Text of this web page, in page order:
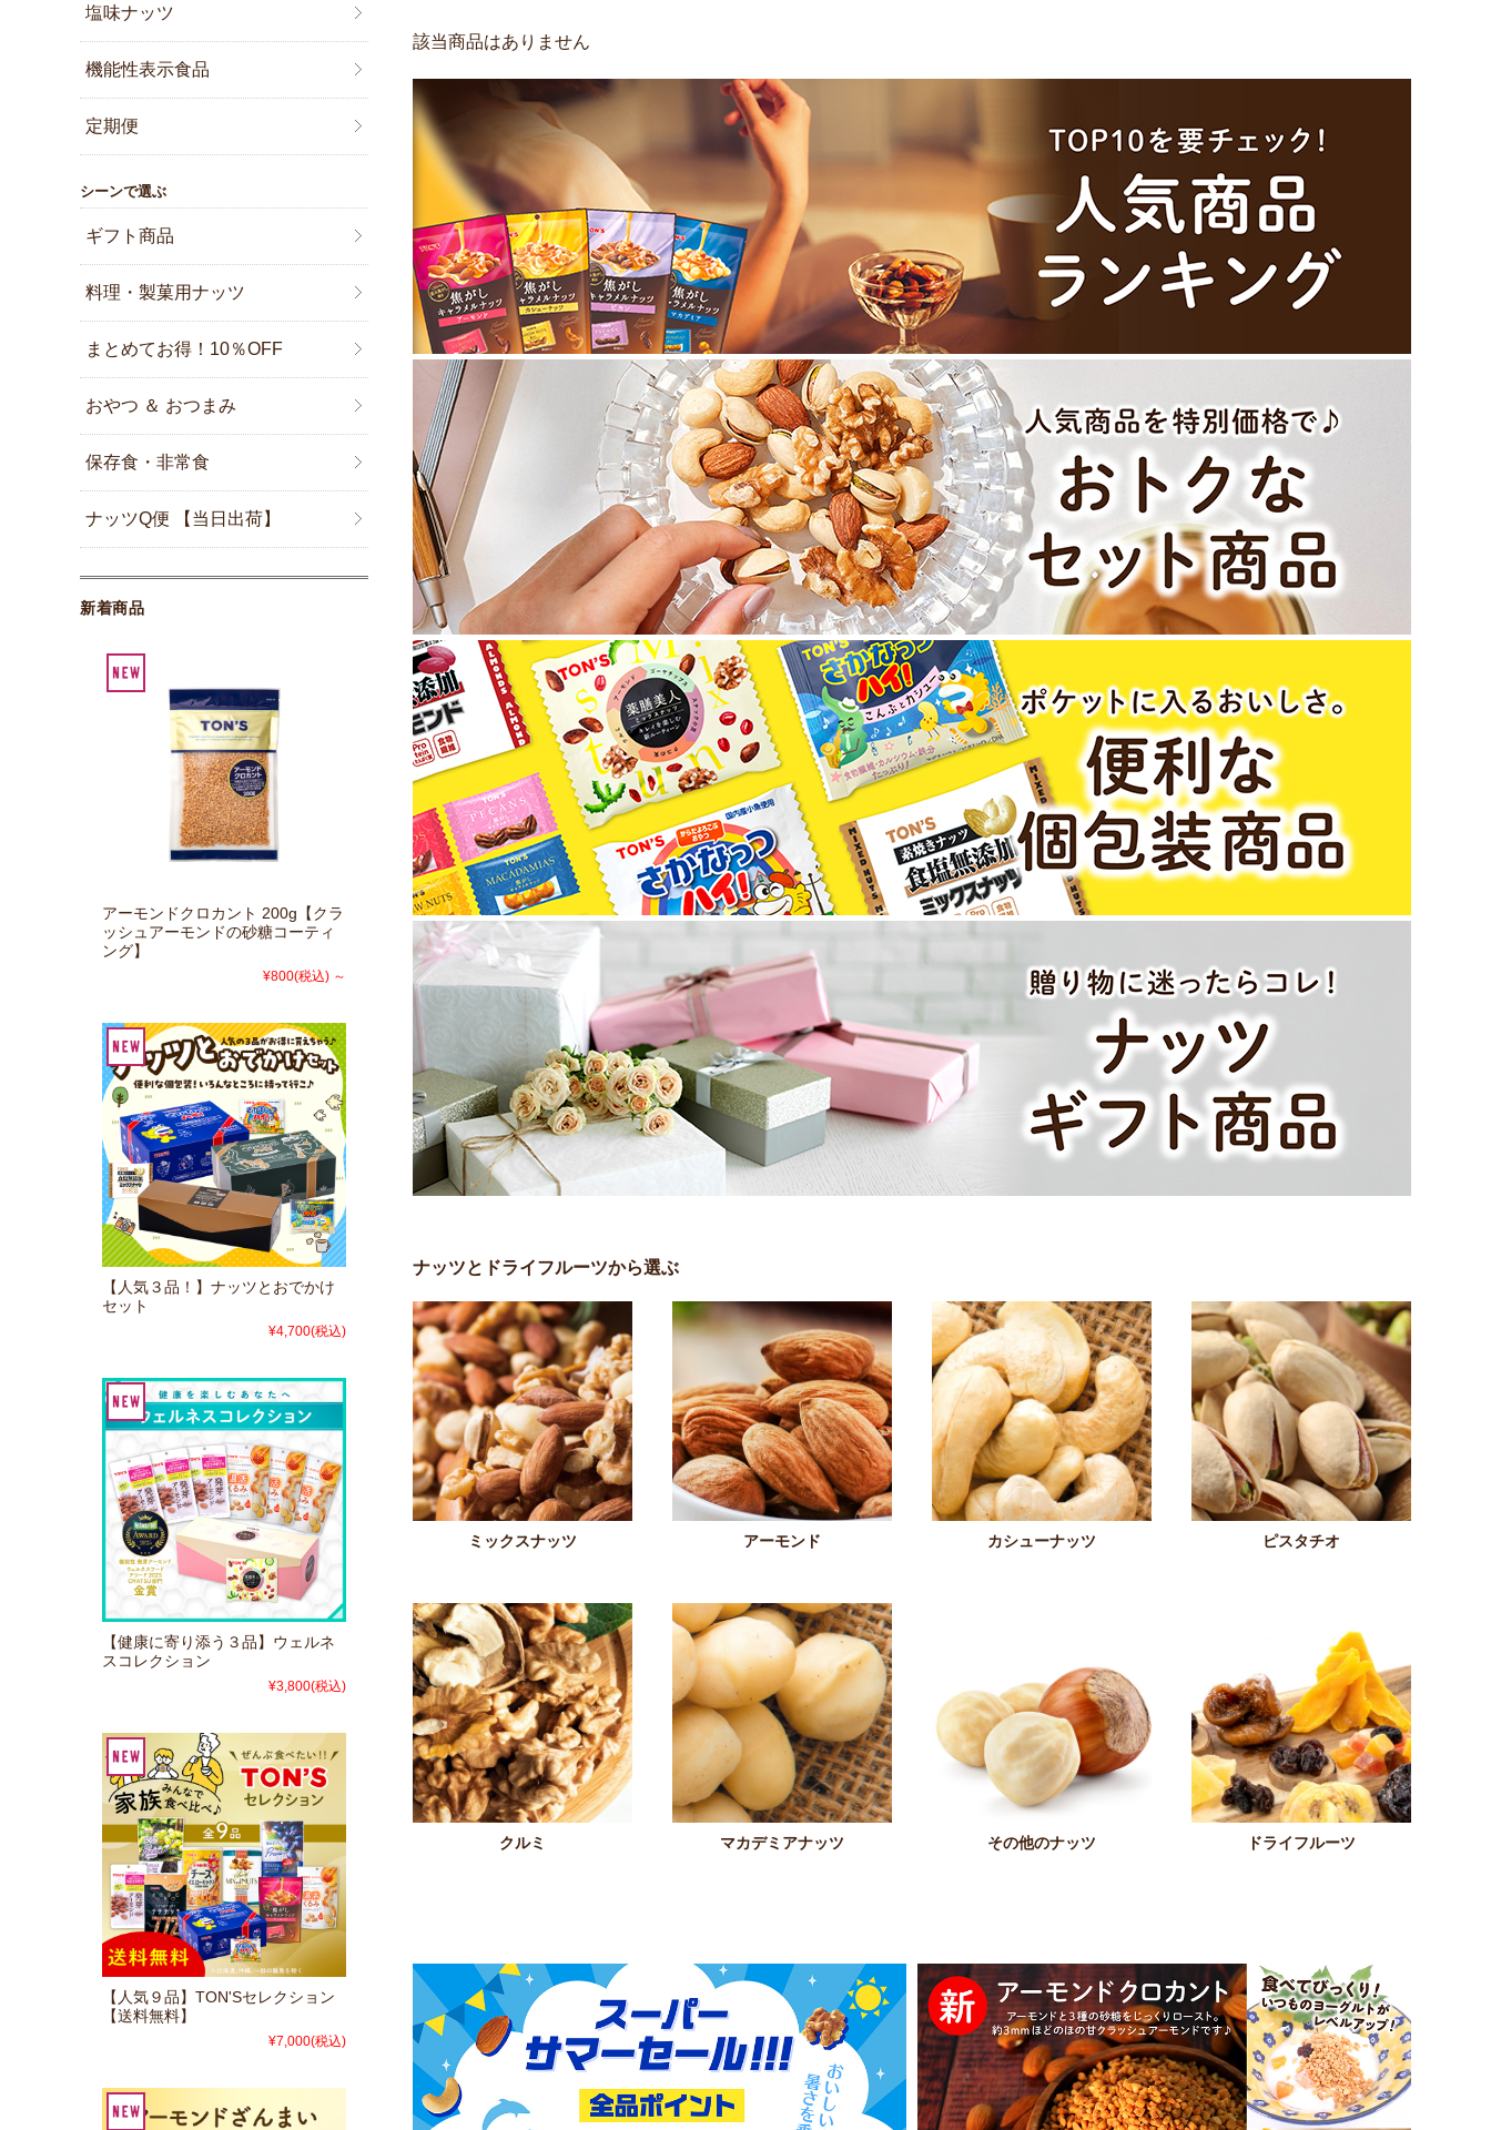
該当商品はありません
ナッツとドライフルーツから選ぶ
ミックスナッツ アーモンド カシューナッツ ピスタチオ
クルミ マカデミアナッツ その他のナッツ ドライフルーツ
塩味ナッツ
機能性表示食品
定期便
シーンで選ぶ
ギフト商品
料理・製菓用ナッツ
まとめてお得！10％OFF
おやつ ＆ おつまみ
保存食・非常食
ナッツQ便 【当日出荷】
新着商品
アーモンドクロカント 200g【クラ
ッシュアーモンドの砂糖コーティ
ング】
¥800(税込) ～
【人気３品！】ナッツとおでかけ
セット
¥4,700(税込)
【健康に寄り添う３品】ウェルネ
スコレクション
¥3,800(税込)
【人気９品】TON'Sセレクション
【送料無料】
¥7,000(税込)